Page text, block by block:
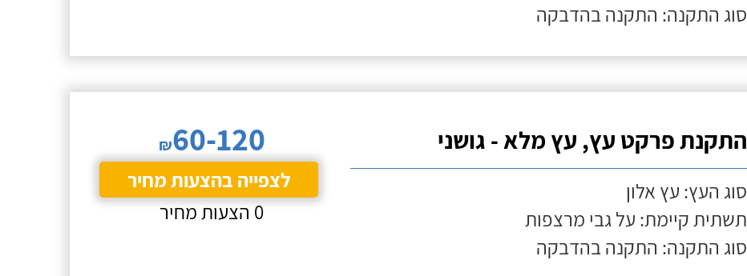
סוג התקנה: התקנה בהדבקה
התקנת פרקט עץ, עץ מלא - גושני
סוג העץ: עץ אלון
תשתית קיימת: על גבי מרצפות
סוג התקנה: התקנה בהדבקה
₪60-120
לצפייה בהצעות מחיר
0 הצעות מחיר